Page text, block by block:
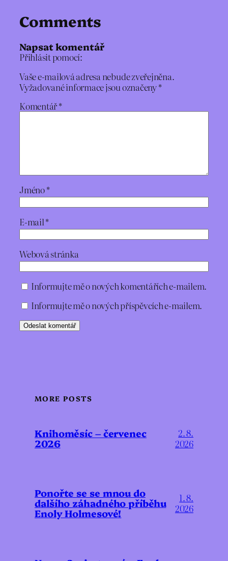
Comments
Napsat komentář
Přihlásit pomocí:
Vaše e-mailová adresa nebude zveřejněna.
Vyžadované informace jsou označeny*
Komentář*
Jméno*
E-mail*
Webová stránka
Informujte mě o nových komentářích e-mailem.
Informujte mě o nových příspěvcích e-mailem.
MORE POSTS
Knihoměsíc – červenec
2026
2. 8.
2026
Ponořte se se mnou do
dalšího záhadného příběhu
Enoly Holmesové!
1. 8.
2026